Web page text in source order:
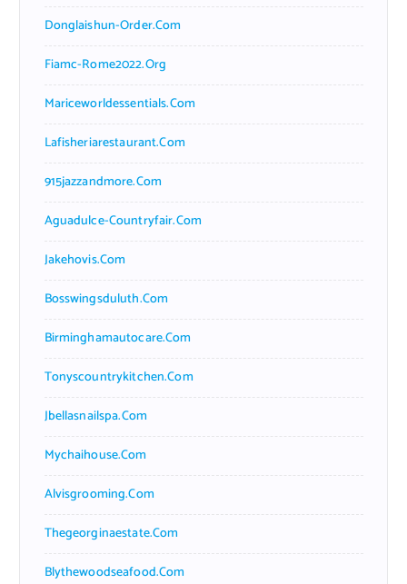
Donglaishun-Order.com
Fiamc-Rome2022.org
Mariceworldessentials.com
Lafisheriarestaurant.com
915jazzandmore.com
Aguadulce-Countryfair.com
Jakehovis.com
Bosswingsduluth.com
Birminghamautocare.com
Tonyscountrykitchen.com
Jbellasnailspa.com
Mychaihouse.com
Alvisgrooming.com
Thegeorginaestate.com
Blythewoodseafood.com